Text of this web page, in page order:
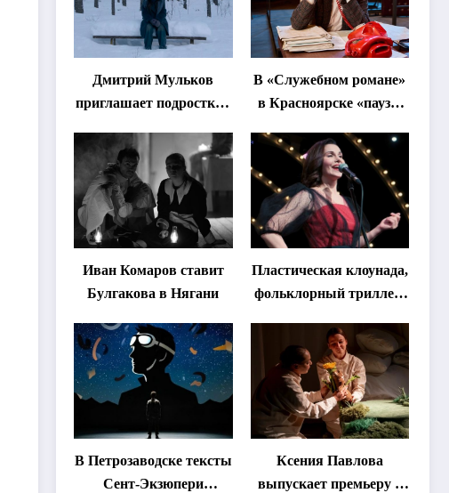
Дмитрий Мульков
приглашает подростков
«спектакль-
солостальгию»
В «Служебном романе»
в Красноярске «паузы
Иван Комаров ставит
Булгакова в Нягани
Пластическая клоунада,
фольклорный триллер,
Что покажут на втором
этапе фестиваля
«Монокль»
В Петрозаводске тексты
Сент-Экзюпери
Ксения Павлова
выпускает премьеру о